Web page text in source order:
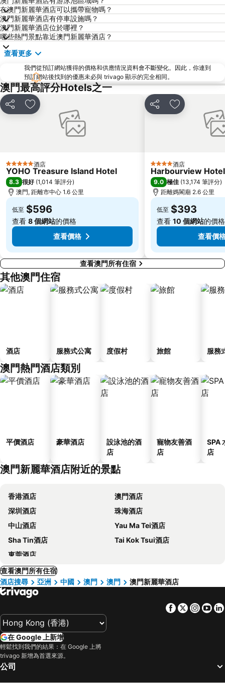
澳門格蘭披治大賽車
澳門旅遊塔
斗門區
金灣區
九洲港
議事廳前地
珠海景山公園
澳門國際機場
金蓮花廣場
Zhuhai xiangzhou coach station
Tai O
Chimelong International Ocean Tourist Resort
媽閣廟
Tung Chung Metro Station
珠海美人魚雕像
大炮臺
Casino Babylon
Zhuhai Sandie Waterfalls
Sun Yat-sen University
International Youth Dance Festival
Song Yusheng Park
Flora Gardens
Airport Metro Station
在澳門新麗華酒店可以攜帶寵物嗎？
澳門新麗華酒店有停車設施嗎？
澳門新麗華酒店位於哪裡？
哪些熱門景點靠近澳門新麗華酒店？
查看更多
我們從預訂網站獲得的價格和供應情況資料會不斷變化。因此，你連到
預訂網站後找到的優惠未必與 trivago 顯示的完全相同。
澳門最高評分Hotels之一
分享 放到收藏夾
5 星級 酒店
YOHO Treasure Island Hotel
8.3 很好 (1,014 筆評分)
澳門, 距離市中心 1.6 公里
低至 $596
查看 8 個網站的價格
查看價格
分享 放到收藏夾
4 星級 酒店
Harbourview
9.0 極佳 (13,174 筆評分)
距離媽閣廟 2.6 公里
低至 $393
查看 10 個網站的價格
查看價
查看澳門所有住宿
其他澳門住宿
酒店 服務式公寓 度假村 旅館 服務
澳門熱門酒店類別
平價酒店 豪華酒店
設泳池的酒
店
寵物友善酒
店
SPA
店
澳門新麗華酒店附近的景點
香港酒店
澳門酒店
深圳酒店
珠海酒店
中山酒店
Yau Ma Tei酒店
Sha Tin酒店
Tai Kok Tsui酒店
東莞酒店
查看澳門所有住宿
酒店搜尋
亞洲 中國 澳門 澳門 澳門新麗華酒店
Facebook
Twitter
在 Google 上新增
輕鬆找到我們的結果：在 Google 上將
trivago 新增為首選來源。
公司